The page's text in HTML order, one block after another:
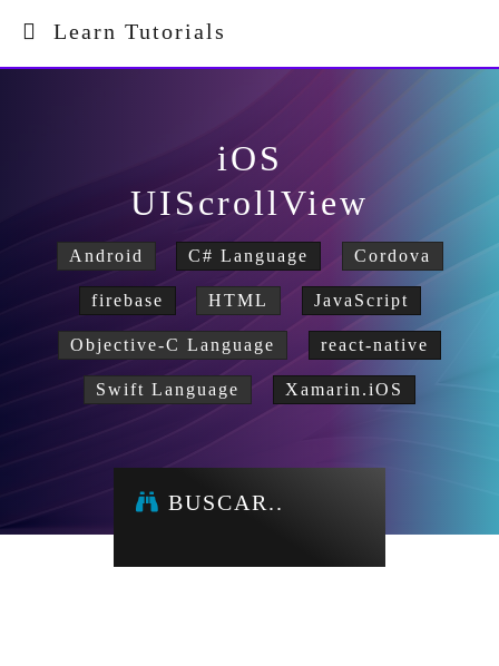
Learn Tutorials
iOS
UIScrollView
Android C# Language Cordova
firebase HTML JavaScript
Objective-C Language react-native
Swift Language Xamarin.iOS
BUSCAR..